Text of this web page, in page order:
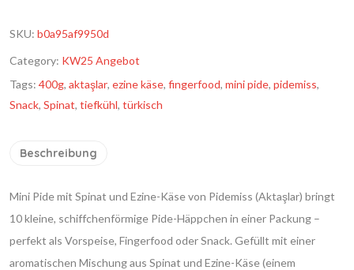
SKU: b0a95af9950d
Category: KW25 Angebot
Tags: 400g, aktaşlar, ezine käse, fingerfood, mini pide, pidemiss,
Snack, Spinat, tiefkühl, türkisch
Beschreibung
Mini Pide mit Spinat und Ezine-Käse von Pidemiss (Aktaşlar) bringt
10 kleine, schiffchenförmige Pide-Häppchen in einer Packung –
perfekt als Vorspeise, Fingerfood oder Snack. Gefüllt mit einer
aromatischen Mischung aus Spinat und Ezine-Käse (einem